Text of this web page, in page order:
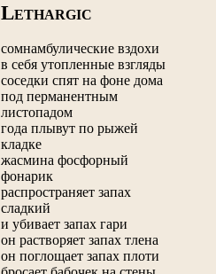
LETHARGIC
сомнамбулические вздохи
в себя утопленные взгляды
соседки спят на фоне дома
под перманентным
листопадом
года плывут по рыжей
кладке
жасмина фосфорный
фонарик
распространяет запах
сладкий
и убивает запах гари
он растворяет запах тлена
он поглощает запах плоти